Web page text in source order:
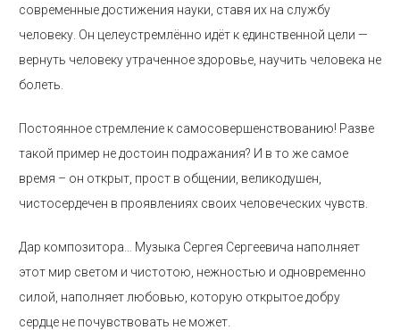
современные достижения науки, ставя их на службу
человеку. Он целеустремлённо идёт к единственной цели —
вернуть человеку утраченное здоровье, научить человека не
болеть.
Постоянное стремление к самосовершенствованию! Разве
такой пример не достоин подражания? И в то же самое
время – он открыт, прост в общении, великодушен,
чистосердечен в проявлениях своих человеческих чувств.
Дар композитора… Музыка Сергея Сергеевича наполняет
этот мир светом и чистотою, нежностью и одновременно
силой, наполняет любовью, которую открытое добру
сердце не почувствовать не может.